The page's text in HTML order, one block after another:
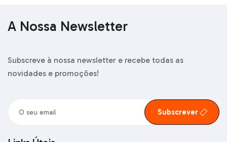
A Nossa Newsletter
Subscreve à nossa newsletter e recebe todas as
novidades e promoções!
Subscrever